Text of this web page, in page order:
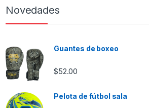
Novedades
Guantes de boxeo
$52.00
Pelota de fútbol sala